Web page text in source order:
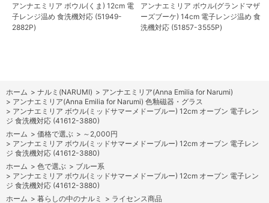
アンナエミリア ボウル(くま) 12cm 電
子レンジ温め 食洗機対応 (51949-
2882P)
アンナエミリア ボウル(グランドマザ
ーズブーケ) 14cm 電子レンジ温め 食
洗機対応 (51857-3555P)
ホーム > ナルミ(NARUMI) > アンナエミリア(Anna Emilia for Narumi)
> アンナエミリア(Anna Emilia for Narumi) 色釉磁器・グラス
> アンナエミリア ボウル(ミッドサマーメドーブルー) 12cm オーブン 電子レン
ジ 食洗機対応 (41612-3880)
ホーム > 価格で選ぶ > ～2,000円
> アンナエミリア ボウル(ミッドサマーメドーブルー) 12cm オーブン 電子レン
ジ 食洗機対応 (41612-3880)
ホーム > 色で選ぶ > ブルー系
> アンナエミリア ボウル(ミッドサマーメドーブルー) 12cm オーブン 電子レン
ジ 食洗機対応 (41612-3880)
ホーム > 暮らしの中のナルミ > ライセンス商品